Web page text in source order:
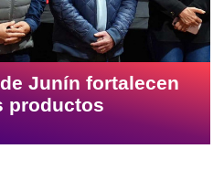
Junín fortalecen
productos